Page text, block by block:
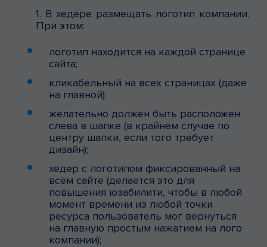
1. В хедере размещать логотип компании.
При этом:
логотип находится на каждой странице
сайта;
кликабельный на всех страницах (даже
на главной);
желательно должен быть расположен
слева в шапке (в крайнем случае по
центру шапки, если того требует
дизайн);
хедер с логотипом фиксированный на
всём сайте (делается это для
повышения юзабилити, чтобы в любой
момент времени из любой точки
ресурса пользователь мог вернуться
на главную простым нажатием на лого
компании);